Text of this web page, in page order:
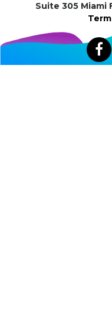
Suite 305 Miami